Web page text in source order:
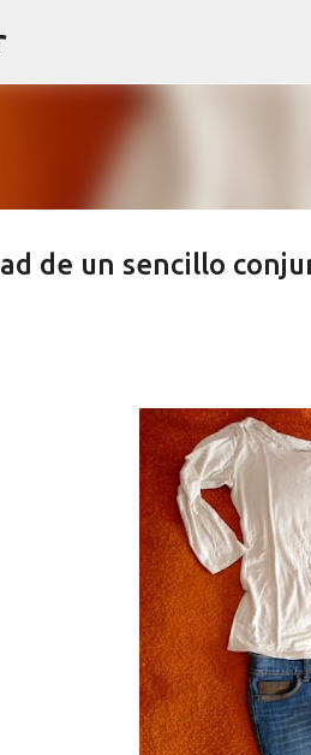
de un sencillo